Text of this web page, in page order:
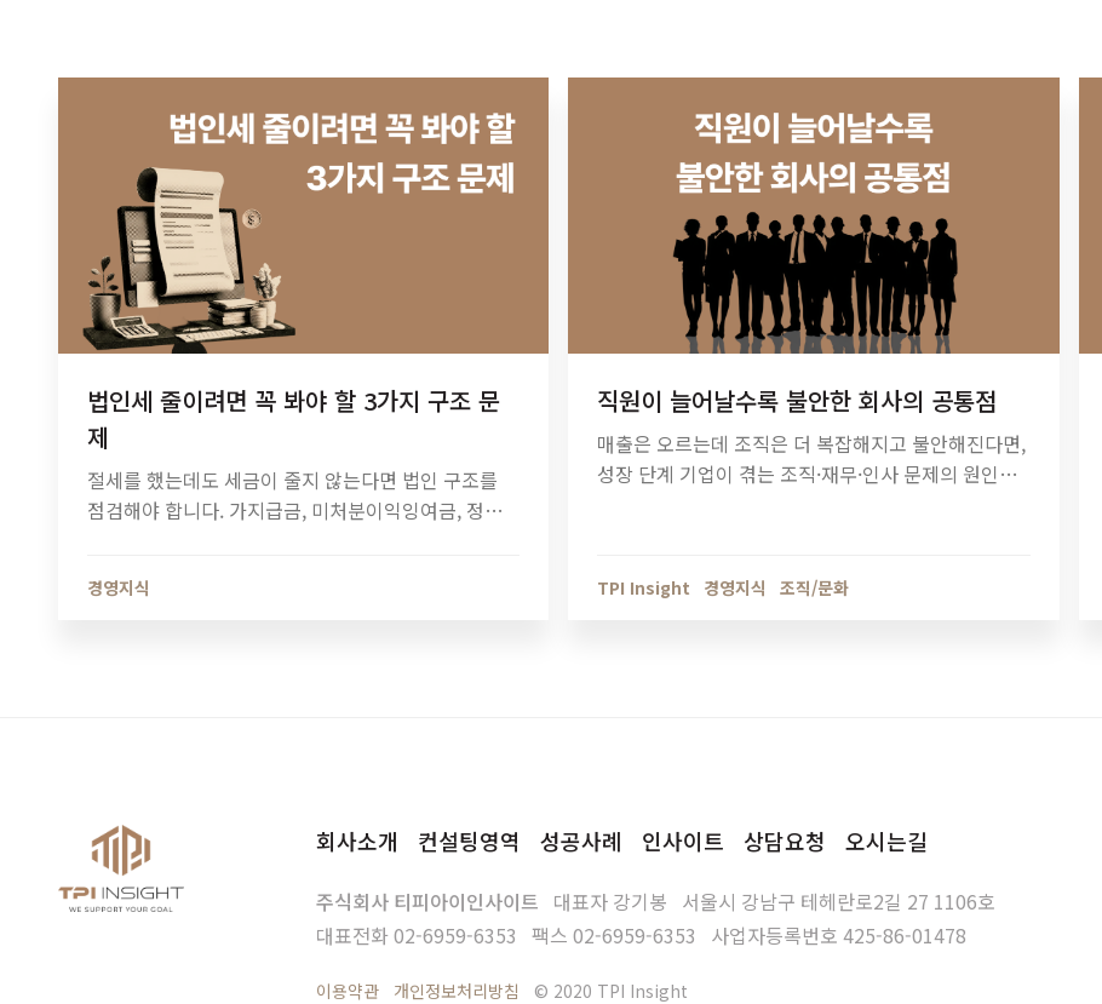
법인세 줄이려면 꼭 봐야 할 3가지 구조 문
제
절세를 했는데도 세금이 줄지 않는다면 법인 구조를
점검해야 합니다. 가지급금, 미처분이익잉여금, 정관
경영지식
직원이 늘어날수록 불안한 회사의 공통점
매출은 오르는데 조직은 더 복잡해지고 불안해진다면,
성장 단계 기업이 겪는 조직·재무·인사 문제의 원인을
TPI Insight 경영지식 조직/문화
회사소개 컨설팅영역 성공사례 인사이트 상담요청 오시는길
주식회사 티피아이인사이트 대표자 강기봉 서울시 강남구 테헤란로2길 27 1106호
대표전화02-6959-6353 팩스 02-6959-6353 사업자등록번호 425-86-01478
이용약관 개인정보처리방침 © 2020 TPI Insight